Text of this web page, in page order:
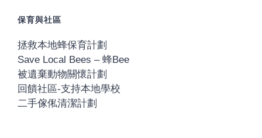
保育與社區
拯救本地蜂保育計劃
Save Local Bees – 蜂Bee
被遺棄動物關懷計劃
回饋社區-支持本地學校
二手傢俬清潔計劃